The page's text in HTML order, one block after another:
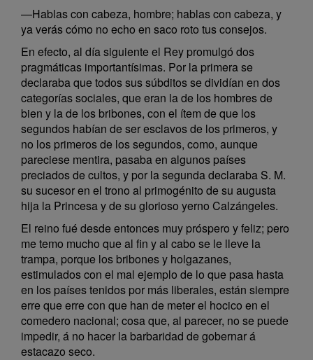
—Hablas con cabeza, hombre; hablas con cabeza, y
ya verás cómo no echo en saco roto tus consejos.
En efecto, al día siguiente el Rey promulgó dos
pragmáticas importantísimas. Por la primera se
declaraba que todos sus súbditos se dividían en dos
categorías sociales, que eran la de los hombres de
bien y la de los bribones, con el ítem de que los
segundos habían de ser esclavos de los primeros, y
no los primeros de los segundos, como, aunque
pareciese mentira, pasaba en algunos países
preciados de cultos, y por la segunda declaraba S. M.
su sucesor en el trono al primogénito de su augusta
hija la Princesa y de su glorioso yerno Calzángeles.
El reino fué desde entonces muy próspero y feliz; pero
me temo mucho que al fin y al cabo se le lleve la
trampa, porque los bribones y holgazanes,
estimulados con el mal ejemplo de lo que pasa hasta
en los países tenidos por más liberales, están siempre
erre que erre con que han de meter el hocico en el
comedero nacional; cosa que, al parecer, no se puede
impedir, á no hacer la barbaridad de gobernar á
estacazo seco.